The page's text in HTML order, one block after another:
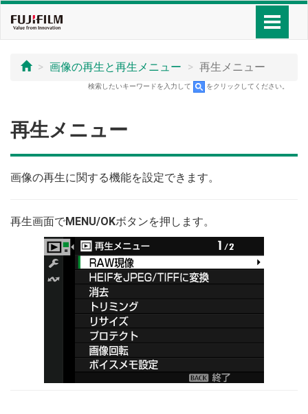
画像の再生と再生メニュー 再生メニュー
検索したいキーワードを入力して をクリックしてください。
再生メニュー
画像の再生に関する機能を設定できます。
再生画面でMENU/OKボタンを押します。